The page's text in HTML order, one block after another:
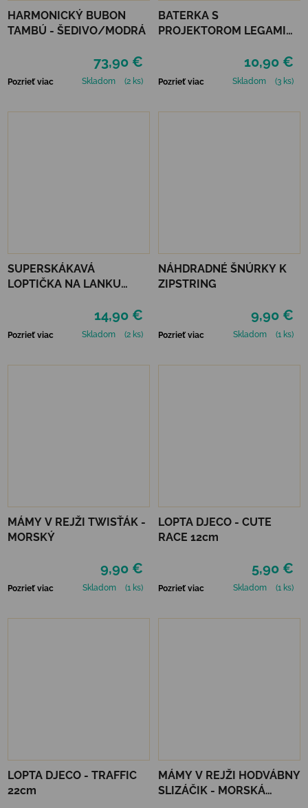
HARMONICKÝ BUBON
TAMBÚ - ŠEDIVO/MODRÁ
73,90 €
Pozrieť viac Skladom (2 ks)
BATERKA S
PROJEKTOROM LEGAMI
10,90 €
Pozrieť viac Skladom (3 ks)
SUPERSKÁKAVÁ
LOPTIČKA NA LANKU
MOONSHINE - RED
14,90 €
Pozrieť viac Skladom (2 ks)
NÁHDRADNÉ ŠNÚRKY K
ZIPSTRING
9,90 €
Pozrieť viac Skladom (1 ks)
MÁMY V REJŽI TWISŤÁK -
MORSKÝ
9,90 €
Pozrieť viac Skladom (1 ks)
LOPTA DJECO - CUTE
RACE 12cm
5,90 €
Pozrieť viac Skladom (1 ks)
LOPTA DJECO - TRAFFIC
22cm
MÁMY V REJŽI HODVÁBNY
SLIZÁČIK - MORSKÁ